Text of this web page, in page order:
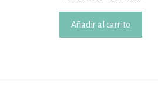
Añadir al carrito